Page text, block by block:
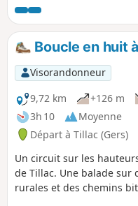
enchanteurs, les vallons
Boucle en huit
Visorandonneur
9,72 km
+126 m
3h 10
Moyenne
Départ à Tillac (Gers)
Un circuit sur les
de Tillac. Une balade sur
rurales et des chemins